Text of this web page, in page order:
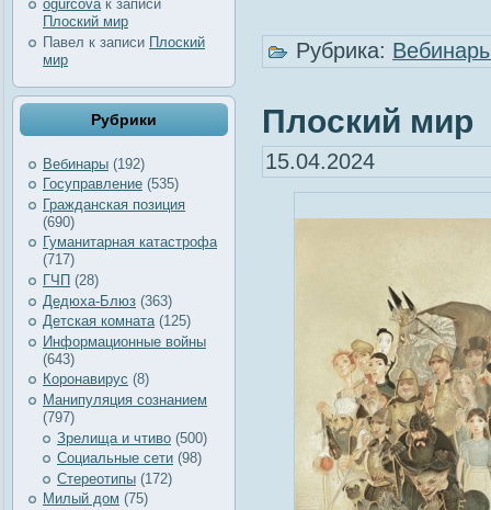
ogurcova к записи
Плоский мир
Павел к записи Плоский
мир
Рубрики
Вебинары (192)
Госуправление (535)
Гражданская позиция
(690)
Гуманитарная катастрофа
(717)
ГЧП (28)
Дедюха-Блюз (363)
Детская комната(125)
Информационные войны
(643)
Коронавирус (8)
Манипуляция сознанием
(797)
Зрелища и чтиво (500)
Социальные сети (98)
Стереотипы (172)
Милый дом (75)
Рубрика:
Плоский мир
15.04.2024